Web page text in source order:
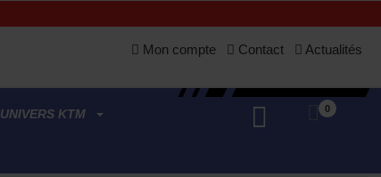
Mon compte Contact Actualités
UNIVERS KTM 0